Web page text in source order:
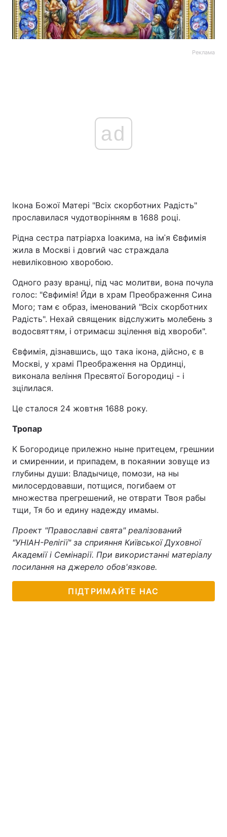
Реклама
ad
Ікона Божої Матері "Всіх скорботних Радість"
прославилася чудотворінням в 1688 році.
Рідна сестра патріарха Іоакима, на імˈя Євфимія
жила в Москві і довгий час страждала
невиліковною хворобою.
Одного разу вранці, під час молитви, вона почула
голос: "Євфимія! Йди в храм Преображення Сина
Мого; там є образ, іменований "Всіх скорботних
Радість". Нехай священик відслужить молебень з
водосвяттям, і отримаєш зцілення від хвороби".
Євфимія, дізнавшись, що така ікона, дійсно, є в
Москві, у храмі Преображення на Ординці,
виконала веління Пресвятої Богородиці - і
зцілилася.
Це сталося 24 жовтня 1688 року.
Тропар
К Богородице прилежно ныне притецем, грешнии
и смиреннии, и припадем, в покаянии зовуще из
глубины души: Владычице, помози, на ны
милосердовавши, потщися, погибаем от
множества прегрешений, не отврати Твоя рабы
тщи, Тя бо и едину надежду имамы.
Проект "Православні свята" реалізований
"УНІАН-Релігії" за сприяння Київської Духовної
Академії і Семінарії. При використанні матеріалу
посилання на джерело обов'язкове.
ПІДТРИМАЙТЕ НАС